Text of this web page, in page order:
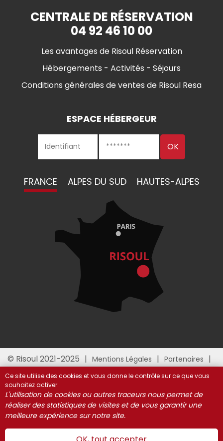
CENTRALE DE RÉSERVATION
04 92 46 10 00
Les avantages de Risoul Réservation
Hébergements - Activités - Séjours
Conditions générales de ventes de Risoul Resa
ESPACE HÉBERGEUR
FRANCE ALPES DU SUD HAUTES-ALPES
© Risoul 2021-2025 Mentions Légales
Partenaires
Gestion des cookies
Ce site utilise des cookies et vous donne le contrôle sur ce que vous
souhaitez activer.
L'utilisation de cookies ou autres traceurs nous permet de
réaliser des statistiques de visites et de vous garantir une
meilleure expérience sur notre site.